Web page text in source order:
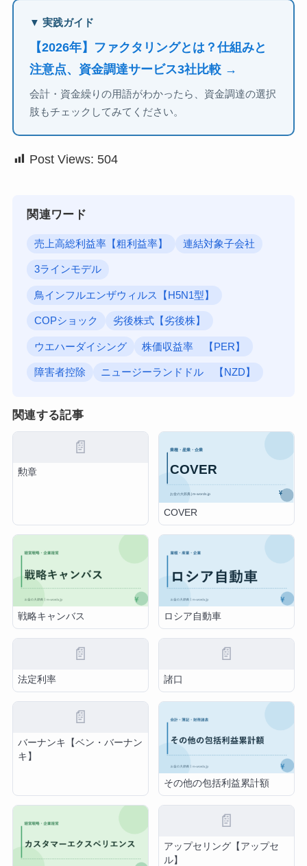
▼ 実践ガイド
【2026年】ファクタリングとは？仕組みと
注意点、資金調達サービス3社比較 →
会計・資金繰りの用語がわかったら、資金調達の選択
肢もチェックしてみてください。
Post Views: 504
関連ワード
売上高総利益率【粗利益率】 連結対象子会社
3ラインモデル
鳥インフルエンザウィルス【H5N1型】
COPショック 劣後株式【劣後株】
ウエハーダイシング 株価収益率 【PER】
障害者控除 ニュージーランドドル 【NZD】
関連する記事
📄
勲章
COVER
戦略キャンバス ロシア自動車
📄
法定利率
📄
諸口
📄
バーナンキ【ベン・バーナン
キ】
その他の包括利益累計額
📄
アップセリング【アップセ
ル】